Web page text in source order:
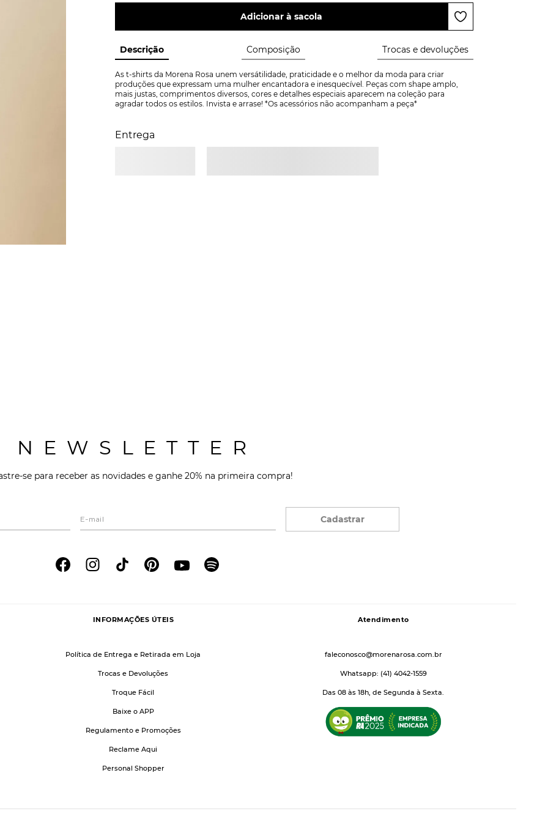
Adicionar à sacola
Descrição Composição Trocas e devoluções
As t-shirts da Morena Rosa unem versátilidade, praticidade e o melhor da moda para criar
produções que expressam uma mulher encantadora e inesquecível. Peças com shape amplo,
mais justas, comprimentos diversos, cores e detalhes especiais aparecem na coleção para
agradar todos os estilos. Invista e arrase! *Os acessórios não acompanham a peça*
Entrega
NEWSLETTER
se para receber as novidades e ganhe 20% na primeira compra!
Cadastrar
INFORMAÇÕES ÚTEIS
Política de Entrega e Retirada em Loja
Trocas e Devoluções
Troque Fácil
Baixe o APP
Regulamento e Promoções
Reclame Aqui
Personal Shopper
Atendimento
faleconosco@morenarosa.com.br
Whatsapp: (41) 4042-1559
Das 08 às 18h, de Segunda à Sexta.